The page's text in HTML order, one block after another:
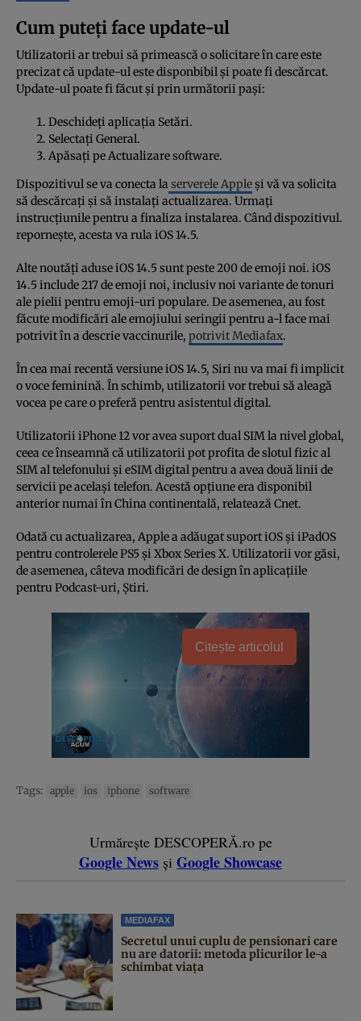
Cum puteți face update-ul
Utilizatorii ar trebui să primească o solicitare în care este
precizat că update-ul este disponbibil şi poate fi descărcat.
Update-ul poate fi făcut şi prin următorii paşi:
Deschideţi aplicaţia Setări.
Selectaţi General.
Apăsaţi pe Actualizare software.
Dispozitivul se va conecta la serverele Appleşi vă va solicita
să descărcaţi şi să instalaţi actualizarea. Urmaţi
instrucţiunile pentru a finaliza instalarea. Când dispozitivul.
reporneşte, acesta va rula iOS 14.5.
Alte noutăţi aduse iOS 14.5 sunt peste 200 de emoji noi. iOS
14.5 include 217 de emoji noi, inclusiv noi variante de tonuri
ale pielii pentru emoji-uri populare. De asemenea, au fost
făcute modificări ale emojiului seringii pentru a-l face mai
potrivit în a descrie vaccinurile, potrivit Mediafax.
În cea mai recentă versiune iOS 14.5, Siri nu va mai fi implicit
o voce feminină. În schimb, utilizatorii vor trebui să aleagă
vocea pe care o preferă pentru asistentul digital.
Utilizatorii iPhone 12 vor avea suport dual SIM la nivel global,
ceea ce înseamnă că utilizatorii pot profita de slotul fizic al
SIM al telefonului şi eSIM digital pentru a avea două linii de
servicii pe acelaşi telefon. Acestă opţiune era disponibil
anterior numai în China continentală, relatează Cnet.
Odată cu actualizarea, Apple a adăugat suport iOS şi iPadOS
pentru controlerele PS5 şi Xbox Series X. Utilizatorii vor găsi,
de asemenea, câteva modificări de design în aplicaţiile
pentru Podcast-uri, Ştiri.
Citește articolul
Tags: apple ios iphone software
Urmărește DESCOPERĂ.ro pe
Google News și Google Showcase
MEDIAFAX
Secretul unui cuplu de pensionari care
nu are datorii: metoda plicurilor le-a
schimbat viața